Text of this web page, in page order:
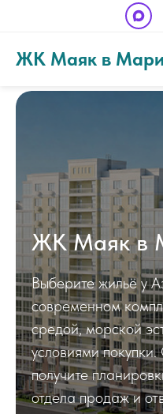
ЖК Маяк в
ЖК Маяк в
Выберите жильё у
современном
средой, морской
условиями покупки.
получите
отдела продаж и